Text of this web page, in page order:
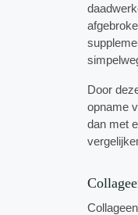
Door
opname
dan met